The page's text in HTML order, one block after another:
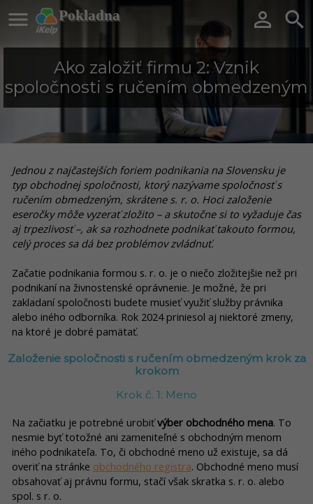
Pokladna
  
Ako založiť firmu 2: Vznik
spoločnosti s ručením obmedzeným
Jednou z najčastejších foriem podnikania na Slovensku je
typ obchodnej spoločnosti, ktorý nazývame spoločnosť s
ručením obmedzeným, skrátene s. r. o. Hoci založenie
eseročky môže vyzerať zložito – a skutočne si to vyžaduje čas
aj trpezlivosť –, ak sa rozhodnete podnikať takouto formou,
celý proces sa dá bez problémov zvládnuť.
Začatie podnikania formou s. r. o. je o niečo zložitejšie než pri
podnikaní na živnostenské oprávnenie. Je možné, že pri
zakladaní spoločnosti budete musieť využiť služby právnika
alebo iného odborníka. Rok 2024 priniesol aj niektoré zmeny,
na ktoré je dobré pamätať.
Založenie spoločnosti s ručením obmedzeným krok za
krokom
Krok č. 1: Meno
Na začiatku je potrebné urobiťvýber obchodného mena. To
nesmie byť totožné ani zameniteľné s obchodným menom
iného podnikateľa. To, či obchodné meno už existuje, sa dá
overiť na stránke obchodného registra. Obchodné meno musí
obsahovať aj právnu formu, stačí však skratka s. r. o. alebo
spol. s r. o.